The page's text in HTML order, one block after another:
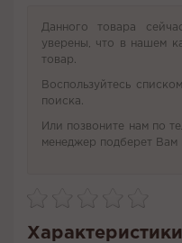
Данного товара
уверены, что в нашем
товар.
Воспользуйтесь
поиска.
Или позвоните нам по
менеджер подберет Вам
Характеристики